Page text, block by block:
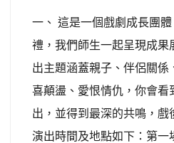
一、 這是一個戲劇成長團
禮，我們師生一起呈現成果
出主題涵蓋親子、伴侶關
喜顛盪、愛恨情仇，你會看
出，並得到最深的共鳴，戲
演出時間及地點如下：第一